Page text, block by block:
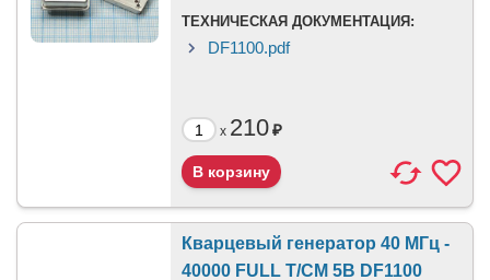
ТЕХНИЧЕСКАЯ ДОКУМЕНТАЦИЯ:
DF1100.pdf
x 210₽
Кварцевый генератор 40 МГц -
40000 FULL T/CM 5В DF1100